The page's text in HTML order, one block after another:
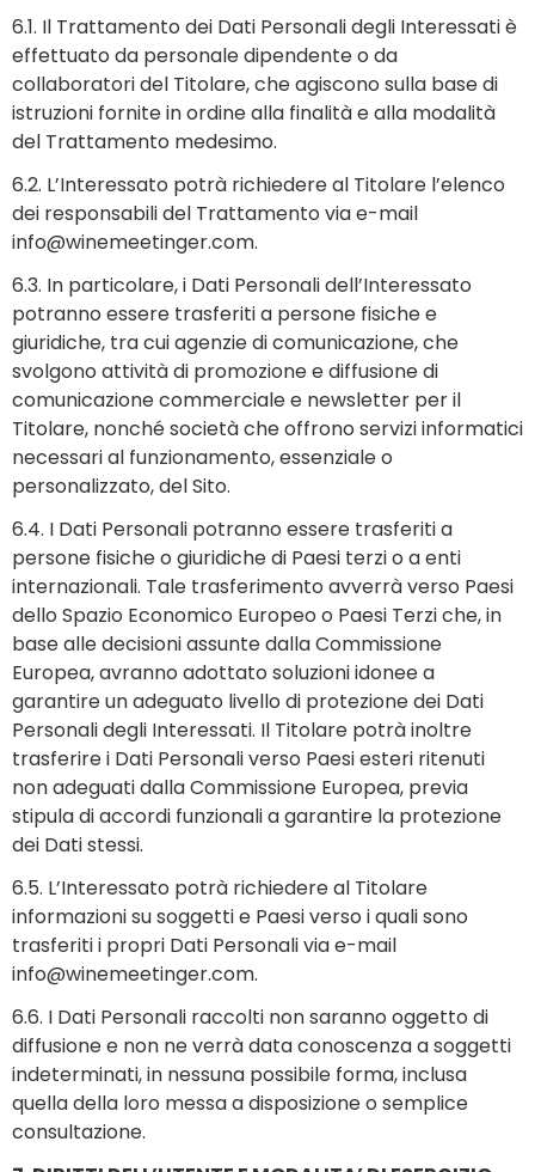
6.1. Il Trattamento dei Dati Personali degli Interessati è
effettuato da personale dipendente o da
collaboratori del Titolare, che agiscono sulla base di
istruzioni fornite in ordine alla finalità e alla modalità
del Trattamento medesimo.
6.2. L’Interessato potrà richiedere al Titolare l’elenco
dei responsabili del Trattamento via e-mail
info@winemeetinger.com.
6.3. In particolare, i Dati Personali dell’Interessato
potranno essere trasferiti a persone fisiche e
giuridiche, tra cui agenzie di comunicazione, che
svolgono attività di promozione e diffusione di
comunicazione commerciale e newsletter per il
Titolare, nonché società che offrono servizi informatici
necessari al funzionamento, essenziale o
personalizzato, del Sito.
6.4. I Dati Personali potranno essere trasferiti a
persone fisiche o giuridiche di Paesi terzi o a enti
internazionali. Tale trasferimento avverrà verso Paesi
dello Spazio Economico Europeo o Paesi Terzi che, in
base alle decisioni assunte dalla Commissione
Europea, avranno adottato soluzioni idonee a
garantire un adeguato livello di protezione dei Dati
Personali degli Interessati. Il Titolare potrà inoltre
trasferire i Dati Personali verso Paesi esteri ritenuti
non adeguati dalla Commissione Europea, previa
stipula di accordi funzionali a garantire la protezione
dei Dati stessi.
6.5. L’Interessato potrà richiedere al Titolare
informazioni su soggetti e Paesi verso i quali sono
trasferiti i propri Dati Personali via e-mail
info@winemeetinger.com.
6.6. I Dati Personali raccolti non saranno oggetto di
diffusione e non ne verrà data conoscenza a soggetti
indeterminati, in nessuna possibile forma, inclusa
quella della loro messa a disposizione o semplice
consultazione.